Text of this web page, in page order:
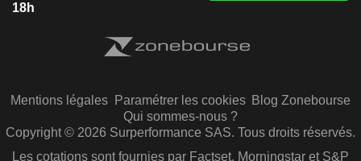
18h
Mentions légales Paramétrer les cookies Blog Zonebourse
Qui sommes-nous ?
Copyright © 2026 Surperformance SAS. Tous droits réservés.
Les cotations sont fournies par Factset, Morningstar et S&P